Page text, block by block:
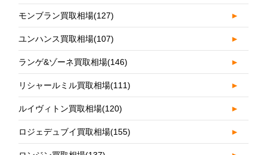
モンブラン買取相場(127) ►
ユンハンス買取相場(107) ►
ランゲ&ゾーネ買取相場(146) ►
リシャールミル買取相場(111) ►
ルイヴィトン買取相場(120) ►
ロジェデュブイ買取相場(155) ►